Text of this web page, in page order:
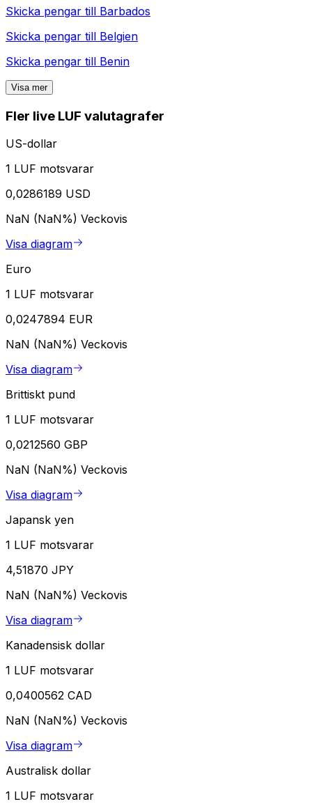
Skicka pengar till Barbados
Skicka pengar till Belgien
Skicka pengar till Benin
Visa mer
Fler live LUF valutagrafer
US-dollar
1 LUF motsvarar
0,0286189 USD
NaN (NaN%) Veckovis
Visa diagram
Euro
1 LUF motsvarar
0,0247894 EUR
NaN (NaN%) Veckovis
Visa diagram
Brittiskt pund
1 LUF motsvarar
0,0212560 GBP
NaN (NaN%) Veckovis
Visa diagram
Japansk yen
1 LUF motsvarar
4,51870 JPY
NaN (NaN%) Veckovis
Visa diagram
Kanadensisk dollar
1 LUF motsvarar
0,0400562 CAD
NaN (NaN%) Veckovis
Visa diagram
Australisk dollar
1 LUF motsvarar